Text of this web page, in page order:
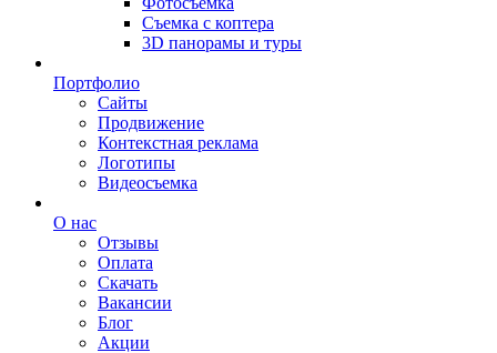
Съемка с коптера
3D панорамы и туры
Портфолио
Сайты
Продвижение
Контекстная реклама
Логотипы
Видеосъемка
О нас
Отзывы
Оплата
Скачать
Вакансии
Блог
Акции